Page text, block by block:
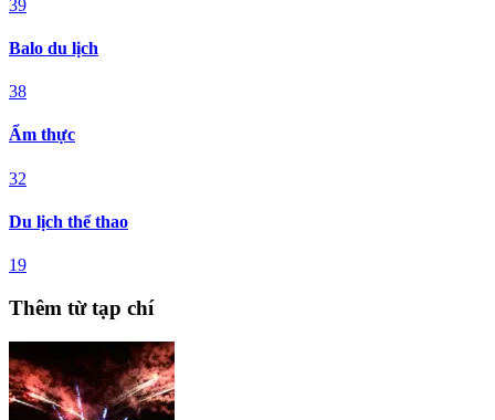
39
Balo du lịch
38
Ẩm thực
32
Du lịch thể thao
19
Thêm từ tạp chí